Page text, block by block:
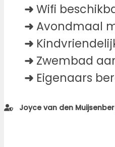
➜Wifi
➜ Avondmaal
➜
➜ Zwembad
➜ Eigenaars
Joyce van den